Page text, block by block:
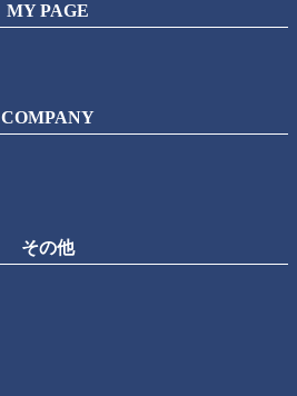
MY PAGE
COMPANY
その他